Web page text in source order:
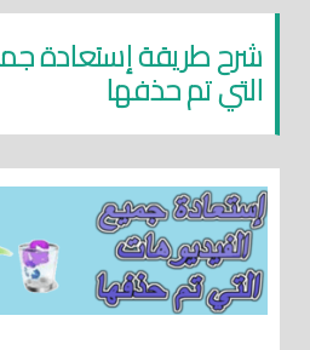
شرح طريقة إستعادة
التي تم حذفها